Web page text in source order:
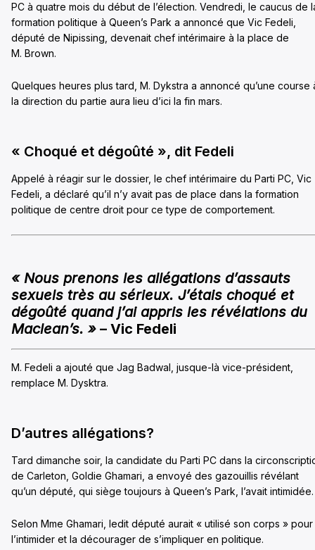
PC à quatre mois du début de l’élection. Vendredi, le caucus de
formation politique à Queen’s Park a annoncé que Vic Fedeli,
député de Nipissing, devenait chef intérimaire à la place de
M. Brown.
Quelques heures plus tard, M. Dykstra a annoncé qu’une course
la direction du partie aura lieu d’ici la fin mars.
« Choqué et dégoûté », dit Fedeli
Appelé à réagir sur le dossier, le chef intérimaire du Parti PC, Vic
Fedeli, a déclaré qu’il n’y avait pas de place dans la formation
politique de centre droit pour ce type de comportement.
« Nous prenons les allégations d’assauts
sexuels très au sérieux. J’étais choqué et
dégoûté quand j’ai appris les révélations du
Maclean’s. » – Vic Fedeli
M. Fedeli a ajouté que Jag Badwal, jusque-là vice-président,
remplace M. Dysktra.
D’autres allégations?
Tard dimanche soir, la candidate du Parti PC dans la
de Carleton, Goldie Ghamari, a envoyé des gazouillis révélant
qu’un député, qui siège toujours à Queen’s Park, l’avait intimidée.
Selon Mme Ghamari, ledit député aurait « utilisé son corps » pour
l’intimider et la décourager de s’impliquer en politique.